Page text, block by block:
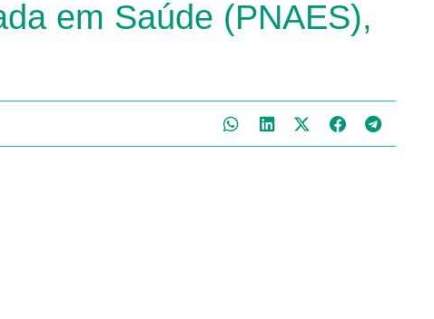
em Saúde (PNAES),